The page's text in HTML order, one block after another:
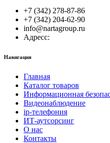
+7 (342) 278-87-86
+7 (342) 204-62-90
info@nartagroup.ru
Адресс:
Навигация
Главная
Каталог товаров
Информационная
Видеонаблюдение
ip-телефония
ИТ-аутсорсинг
О нас
Контакты